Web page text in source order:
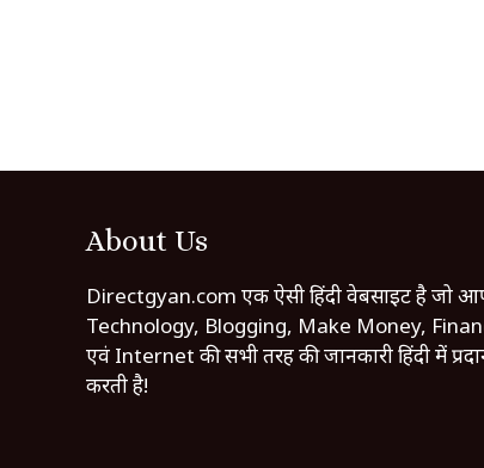
About Us
Directgyan.com एक ऐसी हिंदी वेबसाइट है जो
Technology, Blogging, Make Money,
एवं Internet की सभी तरह की जानकारी हिंदी में
करती है!